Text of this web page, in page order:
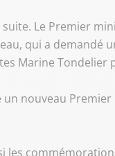
Le Premier
qui a demandé
Marine
nouveau
les